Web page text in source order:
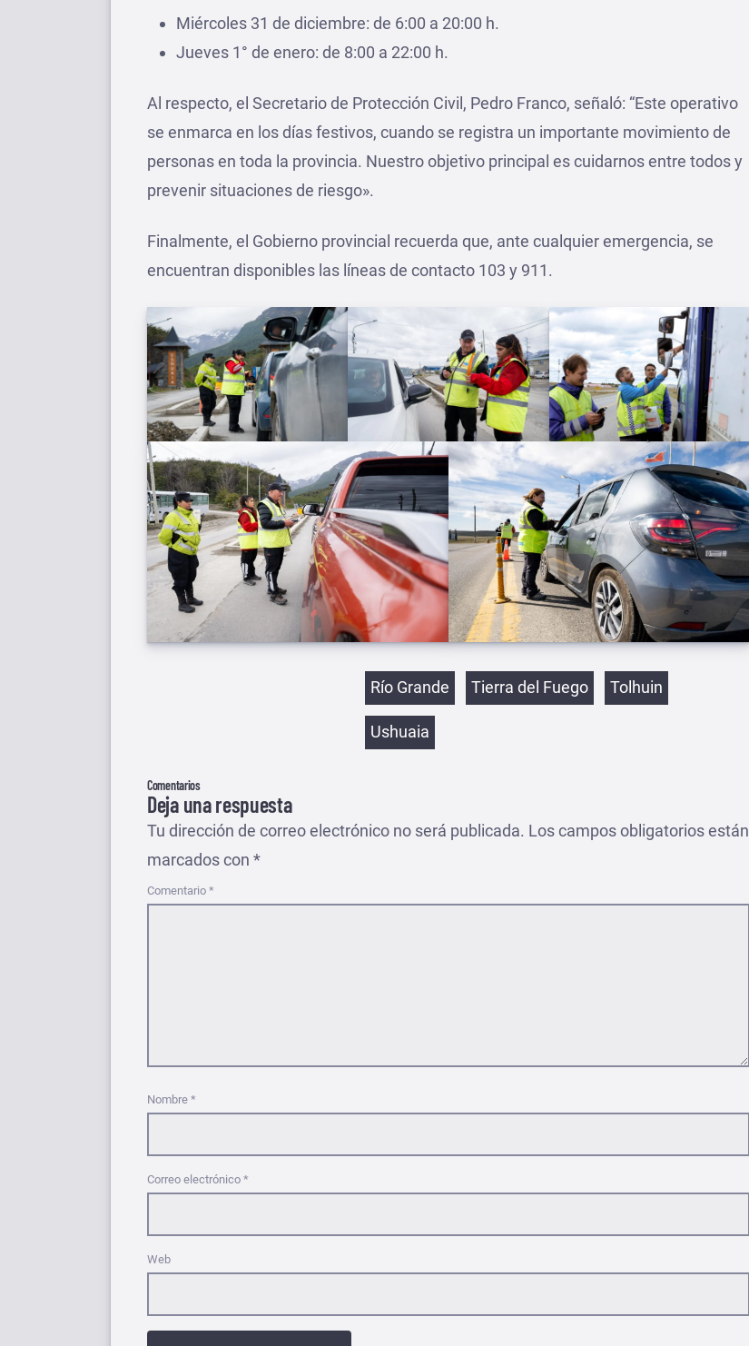
Miércoles 31 de diciembre: de 6:00 a 20:00 h.
Jueves 1° de enero: de 8:00 a 22:00 h.
Al respecto, el Secretario de Protección Civil, Pedro Franco, señaló: “Este operativo
se enmarca en los días festivos, cuando se registra un importante movimiento de
personas en toda la provincia. Nuestro objetivo principal es cuidarnos entre todos y
prevenir situaciones de riesgo».
Finalmente, el Gobierno provincial recuerda que, ante cualquier emergencia, se
encuentran disponibles las líneas de contacto 103 y 911.
Etiquetas
Río Grande Tierra del Fuego Tolhuin
Ushuaia
Comentarios
Deja una respuesta
Tu dirección de correo electrónico no será publicada. Los campos obligatorios están
marcados con *
Comentario *
Nombre *
Correo electrónico *
Web